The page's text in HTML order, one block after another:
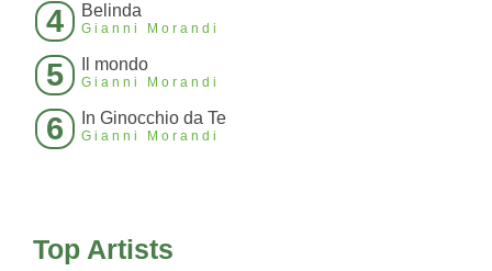
4 Belinda
Gianni Morandi
5 Il mondo
Gianni Morandi
6 In Ginocchio da Te
Gianni Morandi
Top Artists